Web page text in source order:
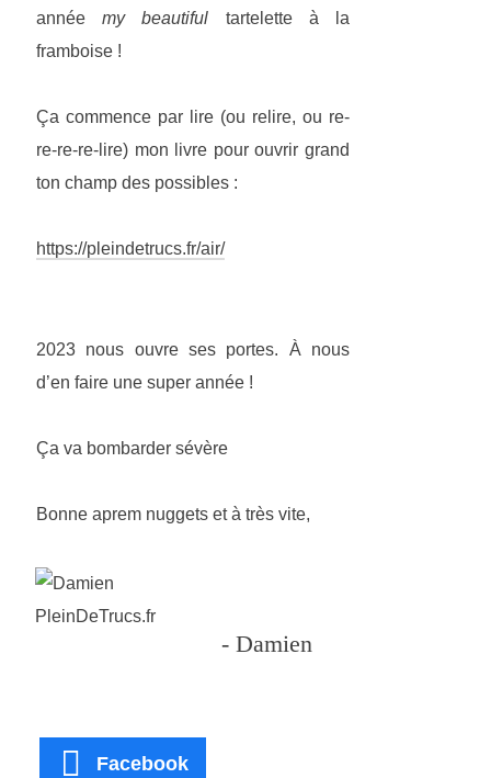
annéemy beautiful tartelette à la
framboise !
Ça commence par lire (ou relire, ou re-
re-re-re-lire) mon livre pour ouvrir grand
ton champ des possibles :
https://pleindetrucs.fr/air/
2023 nous ouvre ses portes. À nous
d’en faire une super année !
Ça va bombarder sévère
Bonne aprem nuggets et à très vite,
- Damien
Facebook